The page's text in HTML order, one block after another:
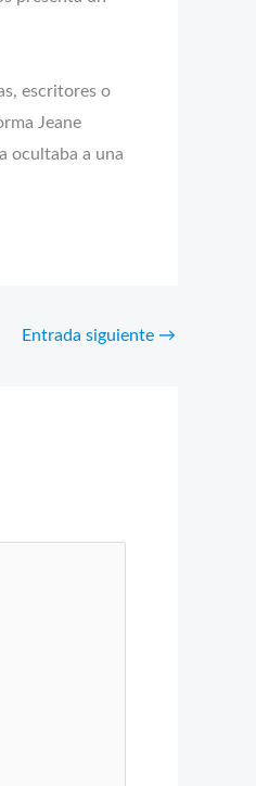
escritores o
Jeane
ocultaba a una
Entrada siguiente →